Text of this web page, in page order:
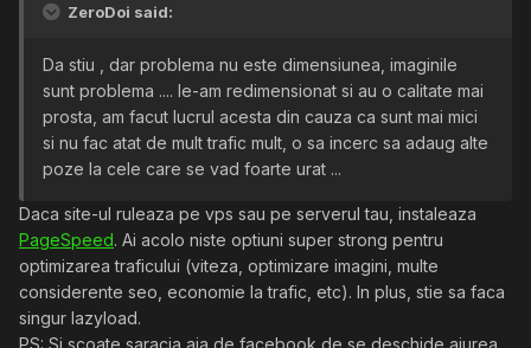
ZeroDoi said:
Da stiu , dar problema nu este dimensiunea, imaginile
sunt problema .... le-am redimensionat si au o calitate mai
prosta, am facut lucrul acesta din cauza ca sunt mai mici
si nu fac atat de mult trafic mult, o sa incerc sa adaug alte
poze la cele care se vad foarte urat ...
Daca site-ul ruleaza pe vps sau pe serverul tau, instaleaza
PageSpeed. Ai acolo niste optiuni super strong pentru
optimizarea traficului (viteza, optimizare imagini, multe
considerente seo, economie la trafic, etc). In plus, stie sa faca
singur lazyload.
PS: Si scoate saracia aia de facebook de se deschide aiurea.